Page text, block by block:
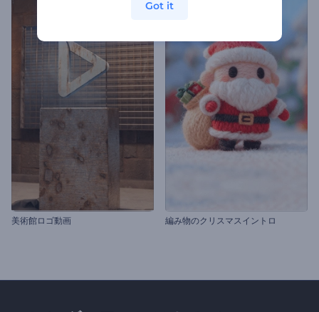
美術館ロゴ動画 編み物のクリスマスイントロ
Got it